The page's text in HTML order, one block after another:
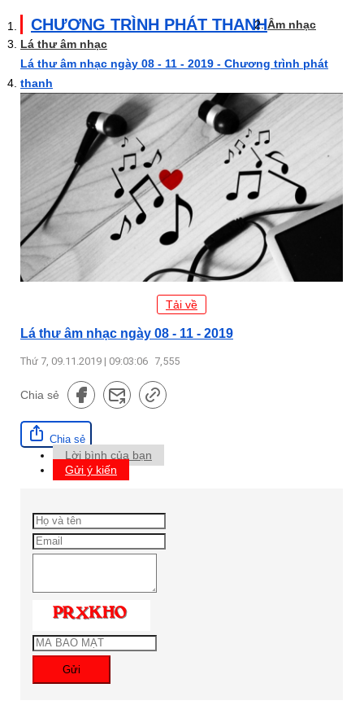
CHƯƠNG TRÌNH PHÁT THANHÂm nhạc
Lá thư âm nhạc
Lá thư âm nhạc ngày 08 - 11 - 2019 - Chương trình phát
thanh
Tải về
Lá thư âm nhạc ngày 08 - 11 - 2019
Thứ 7, 09.11.2019 | 09:03:06 7,555
Chia sẻ
Chia sẻ
Lời bình của bạn
Gửi ý kiến
Gửi